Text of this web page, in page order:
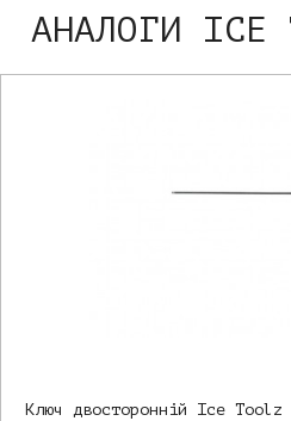
АНАЛОГИ ICE
Ключ двосторонній Ice Toolz